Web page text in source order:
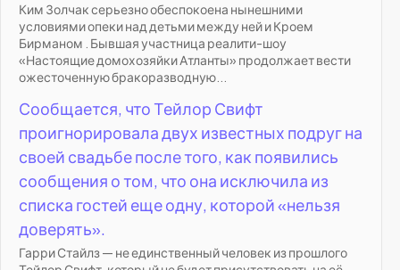
Ким Золчак серьезно обеспокоена нынешними
условиями опеки над детьми между ней и Кроем
Бирманом . Бывшая участница реалити-шоу
«Настоящие домохозяйки Атланты» продолжает вести
ожесточенную бракоразводную...
Сообщается, что Тейлор Свифт
проигнорировала двух известных подруг на
своей свадьбе после того, как появились
сообщения о том, что она исключила из
списка гостей еще одну, которой «нельзя
доверять».
Гарри Стайлз — не единственный человек из прошлого